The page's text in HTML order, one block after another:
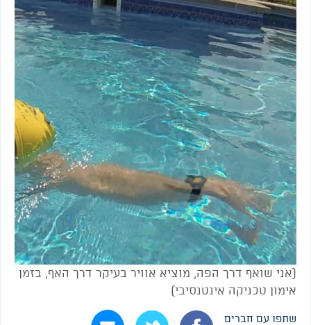
(אני שואף דרך הפה, מוציא אוויר בעיקר דרך האף, בזמן
אימון טכניקה אינטנסיבי)
שתפו עם חברים